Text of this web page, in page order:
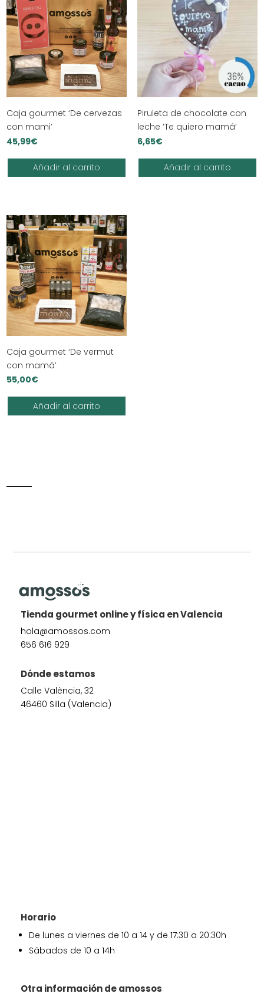
Caja gourmet ‘De cervezas
con mami’
45,99€
Añadir al carrito
Piruleta de chocolate con
leche ‘Te quiero mamá’
6,65€
Añadir al carrito
Caja gourmet ‘De vermut
con mamá’
55,00€
Añadir al carrito
Tienda gourmet online y física en Valencia
hola@amossos.com
656 616 929
Dónde estamos
Calle València, 32
46460 Silla (Valencia)
Horario
De lunes a viernes de 10 a 14 y de 17:30 a 20:30h
Sábados de 10 a 14h
Otra información de amossos